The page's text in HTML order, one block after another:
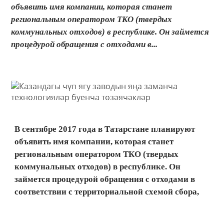
объявить имя компании, которая станет
региональным оператором ТКО (твердых
коммунальных отходов) в республике. Он займется
процедурой обращения с отходами в...
В сентябре 2017 года в Татарстане планируют
объявить имя компании, которая станет
региональным оператором ТКО (твердых
коммунальных отходов) в республике. Он
займется процедурой обращения с отходами в
соответствии с территориальной схемой сбора,